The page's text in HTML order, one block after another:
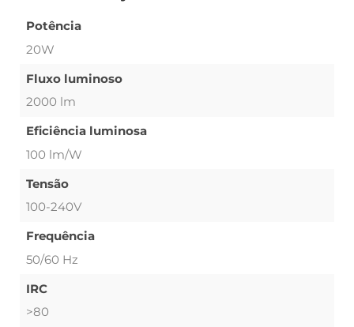
Potência
20W
Fluxo luminoso
2000 lm
Eficiência luminosa
100 lm/W
Tensão
100-240V
Frequência
50/60 Hz
IRC
>80